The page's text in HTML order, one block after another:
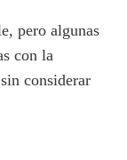
pero algunas
con la
considerar